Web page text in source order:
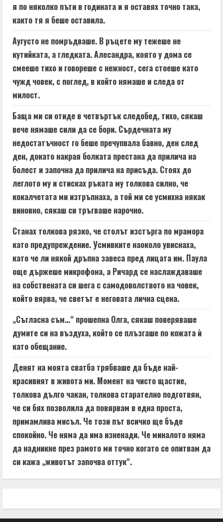
я по няколко пъти в годината и я оставях точно така,
както тя я беше оставила.
Аугусто не помръдваше. В ръцете му тежеше не
кутийката, а гледката. Алесандра, която у дома се
смееше тихо и говореше с нежност, сега стоеше като
чужд човек, с поглед, в който нямаше и следа от
милост.
Баща ми си отиде в четвъртък следобед, тихо, сякаш
вече нямаше сили да се бори. Сърдечната му
недостатъчност го беше пречупвала бавно, ден след
ден, докато накрая болката престана да прилича на
болест и започна да прилича на присъда. Стоях до
леглото му и стисках ръката му толкова силно, че
кокалчетата ми изтръпнаха, а той ми се усмихна някак
виновно, сякаш си тръгваше нарочно.
Станах толкова рязко, че столът изстърга по мрамора
като предупреждение. Усмивките наоколо увиснаха,
като че ли някой дръпна завеса пред лицата им. Паула
още държеше микрофона, а Ричард се наслаждаваше
на собствената си шега с самодоволството на човек,
който вярва, че светът е неговата лична сцена.
„Съгласна съм…“ прошепна Олга, сякаш поверяваше
думите си на въздуха, който се плъзгаше по кожата ѝ
като обещание.
Денят на моята сватба трябваше да бъде най-
красивият в живота ми. Момент на чисто щастие,
толкова дълго чакан, толкова старателно подготвян,
че си бях позволила да повярвам в една проста,
примамлива мисъл. Че този път всичко ще бъде
спокойно. Че няма да има изненади. Че миналото няма
да надникне през рамото ми точно когато се опитвам да
си кажа „животът започва оттук“.